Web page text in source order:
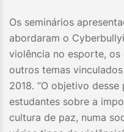
Os seminários
abordaram o
violência no esporte,
outros temas
2018. “O objetivo
estudantes sobre a
cultura de paz, numa